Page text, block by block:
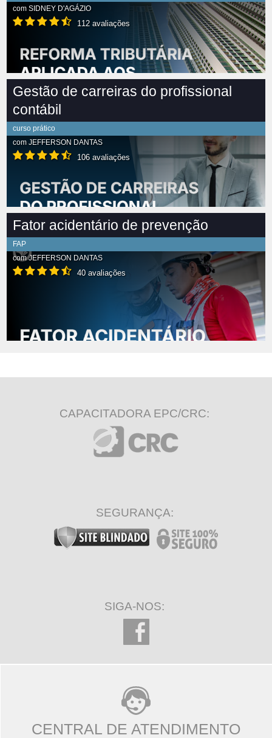
com SIDNEY D'AGÁZIO
112 avaliações
Gestão de carreiras do profissional
contábil
curso prático
com JEFFERSON DANTAS
106 avaliações
Fator acidentário de prevenção
FAP
comJEFFERSON DANTAS
40 avaliações
CAPACITADORA EPC/CRC:
SEGURANÇA:
SIGA-NOS:
CENTRAL DE ATENDIMENTO